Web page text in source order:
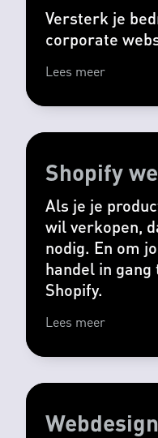
Versterk je
corporate
Lees meer
Shopify
Als je je
wil verkopen,
nodig. En om
handel in
Shopify.
Lees meer
Webdesign